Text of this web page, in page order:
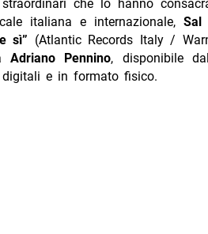
che lo hanno
italiana e internazionale, Sal
sì” (Atlantic Records Italy /
Adriano Pennino, disponibile
e in formato fisico.